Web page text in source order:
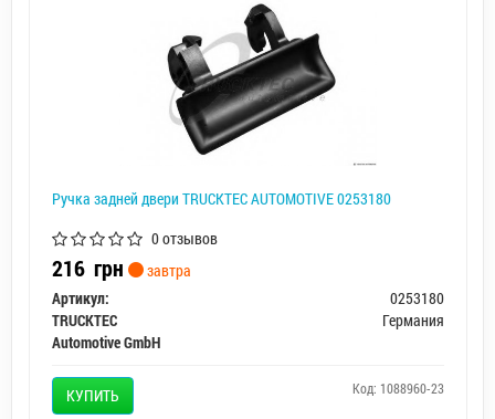
Ручка задней двери TRUCKTEC AUTOMOTIVE 0253180
0 отзывов
216 грн
завтра
Артикул:
0253180
TRUCKTEC
Automotive GmbH
Германия
КУПИТЬ Код: 1088960-23